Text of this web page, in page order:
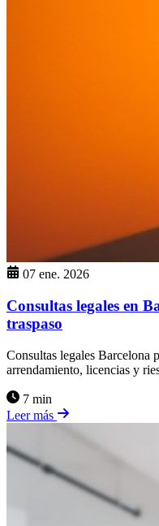
07 ene. 2026
Consultas legales en
traspaso
Consultas legales Barcelona
arrendamiento, licencias y
7 min
Leer más